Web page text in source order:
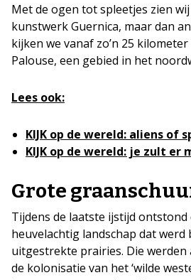
Met de ogen tot spleetjes zien
kunstwerk Guernica, maar dan
kijken we vanaf zo’n 25
Palouse, een gebied in het
Lees ook:
KIJK op de wereld: aliens of
KIJK op de wereld: je zult er
Grote
Tijdens de laatste ijstijd ontstond
heuvelachtig landschap dat werd
uitgestrekte prairies. Die werden
de kolonisatie van het ‘wilde